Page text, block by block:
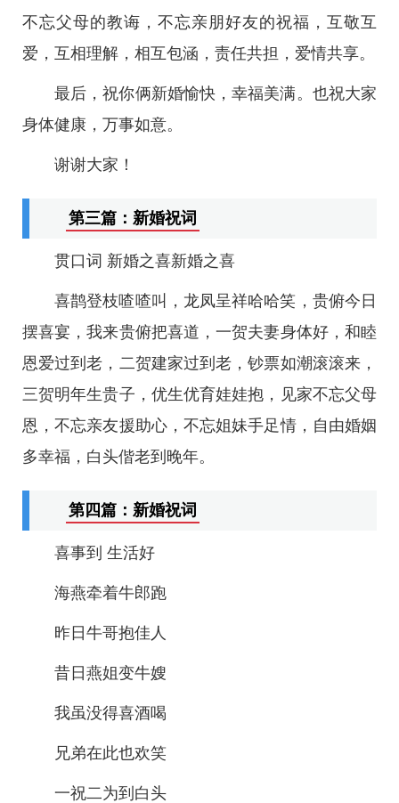
不忘父母的教诲，不忘亲朋好友的祝福，互敬互
爱，互相理解，相互包涵，责任共担，爱情共享。
最后，祝你俩新婚愉快，幸福美满。也祝大家
身体健康，万事如意。
谢谢大家！
第三篇：新婚祝词
贯口词 新婚之喜新婚之喜
喜鹊登枝喳喳叫，龙凤呈祥哈哈笑，贵俯今日
摆喜宴，我来贵俯把喜道，一贺夫妻身体好，和睦
恩爱过到老，二贺建家过到老，钞票如潮滚滚来，
三贺明年生贵子，优生优育娃娃抱，见家不忘父母
恩，不忘亲友援助心，不忘姐妹手足情，自由婚姻
多幸福，白头偕老到晚年。
第四篇：新婚祝词
喜事到 生活好
海燕牵着牛郎跑
昨日牛哥抱佳人
昔日燕姐变牛嫂
我虽没得喜酒喝
兄弟在此也欢笑
一祝二为到白头